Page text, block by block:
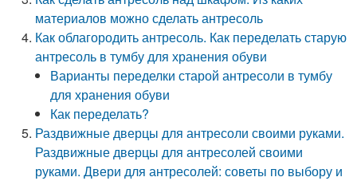
материалов можно сделать антресоль
Как облагородить антресоль. Как переделать старую
антресоль в тумбу для хранения обуви
Варианты переделки старой антресоли в тумбу
для хранения обуви
Как переделать?
Раздвижные дверцы для антресоли своими руками.
Раздвижные дверцы для антресолей своими
руками. Двери для антресолей: советы по выбору и